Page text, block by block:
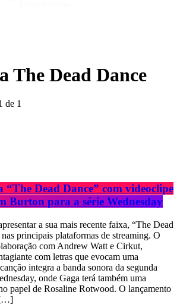
The Dead Dance
de 1
Dead Dance” com videoclipe
Burton para a série Wednesday
a sua mais recente faixa, “The Dead
principais plataformas de streaming. O
com Andrew Watt e Cirkut,
com letras que evocam uma
integra a banda sonora da segunda
onde Gaga terá também uma
papel de Rosaline Rotwood. O lançamento
[…]